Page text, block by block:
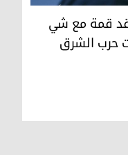
"هذه خيانة عظمى"
قمة مع شي تطغى عليها
قمة مع شي
حرب الشرق